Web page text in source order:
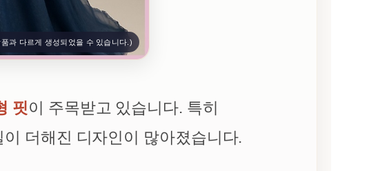
과 다르게 생성되었을 수 있습니다.)
핏이 주목받고 있습니다. 특히
더해진 디자인이 많아졌습니다.